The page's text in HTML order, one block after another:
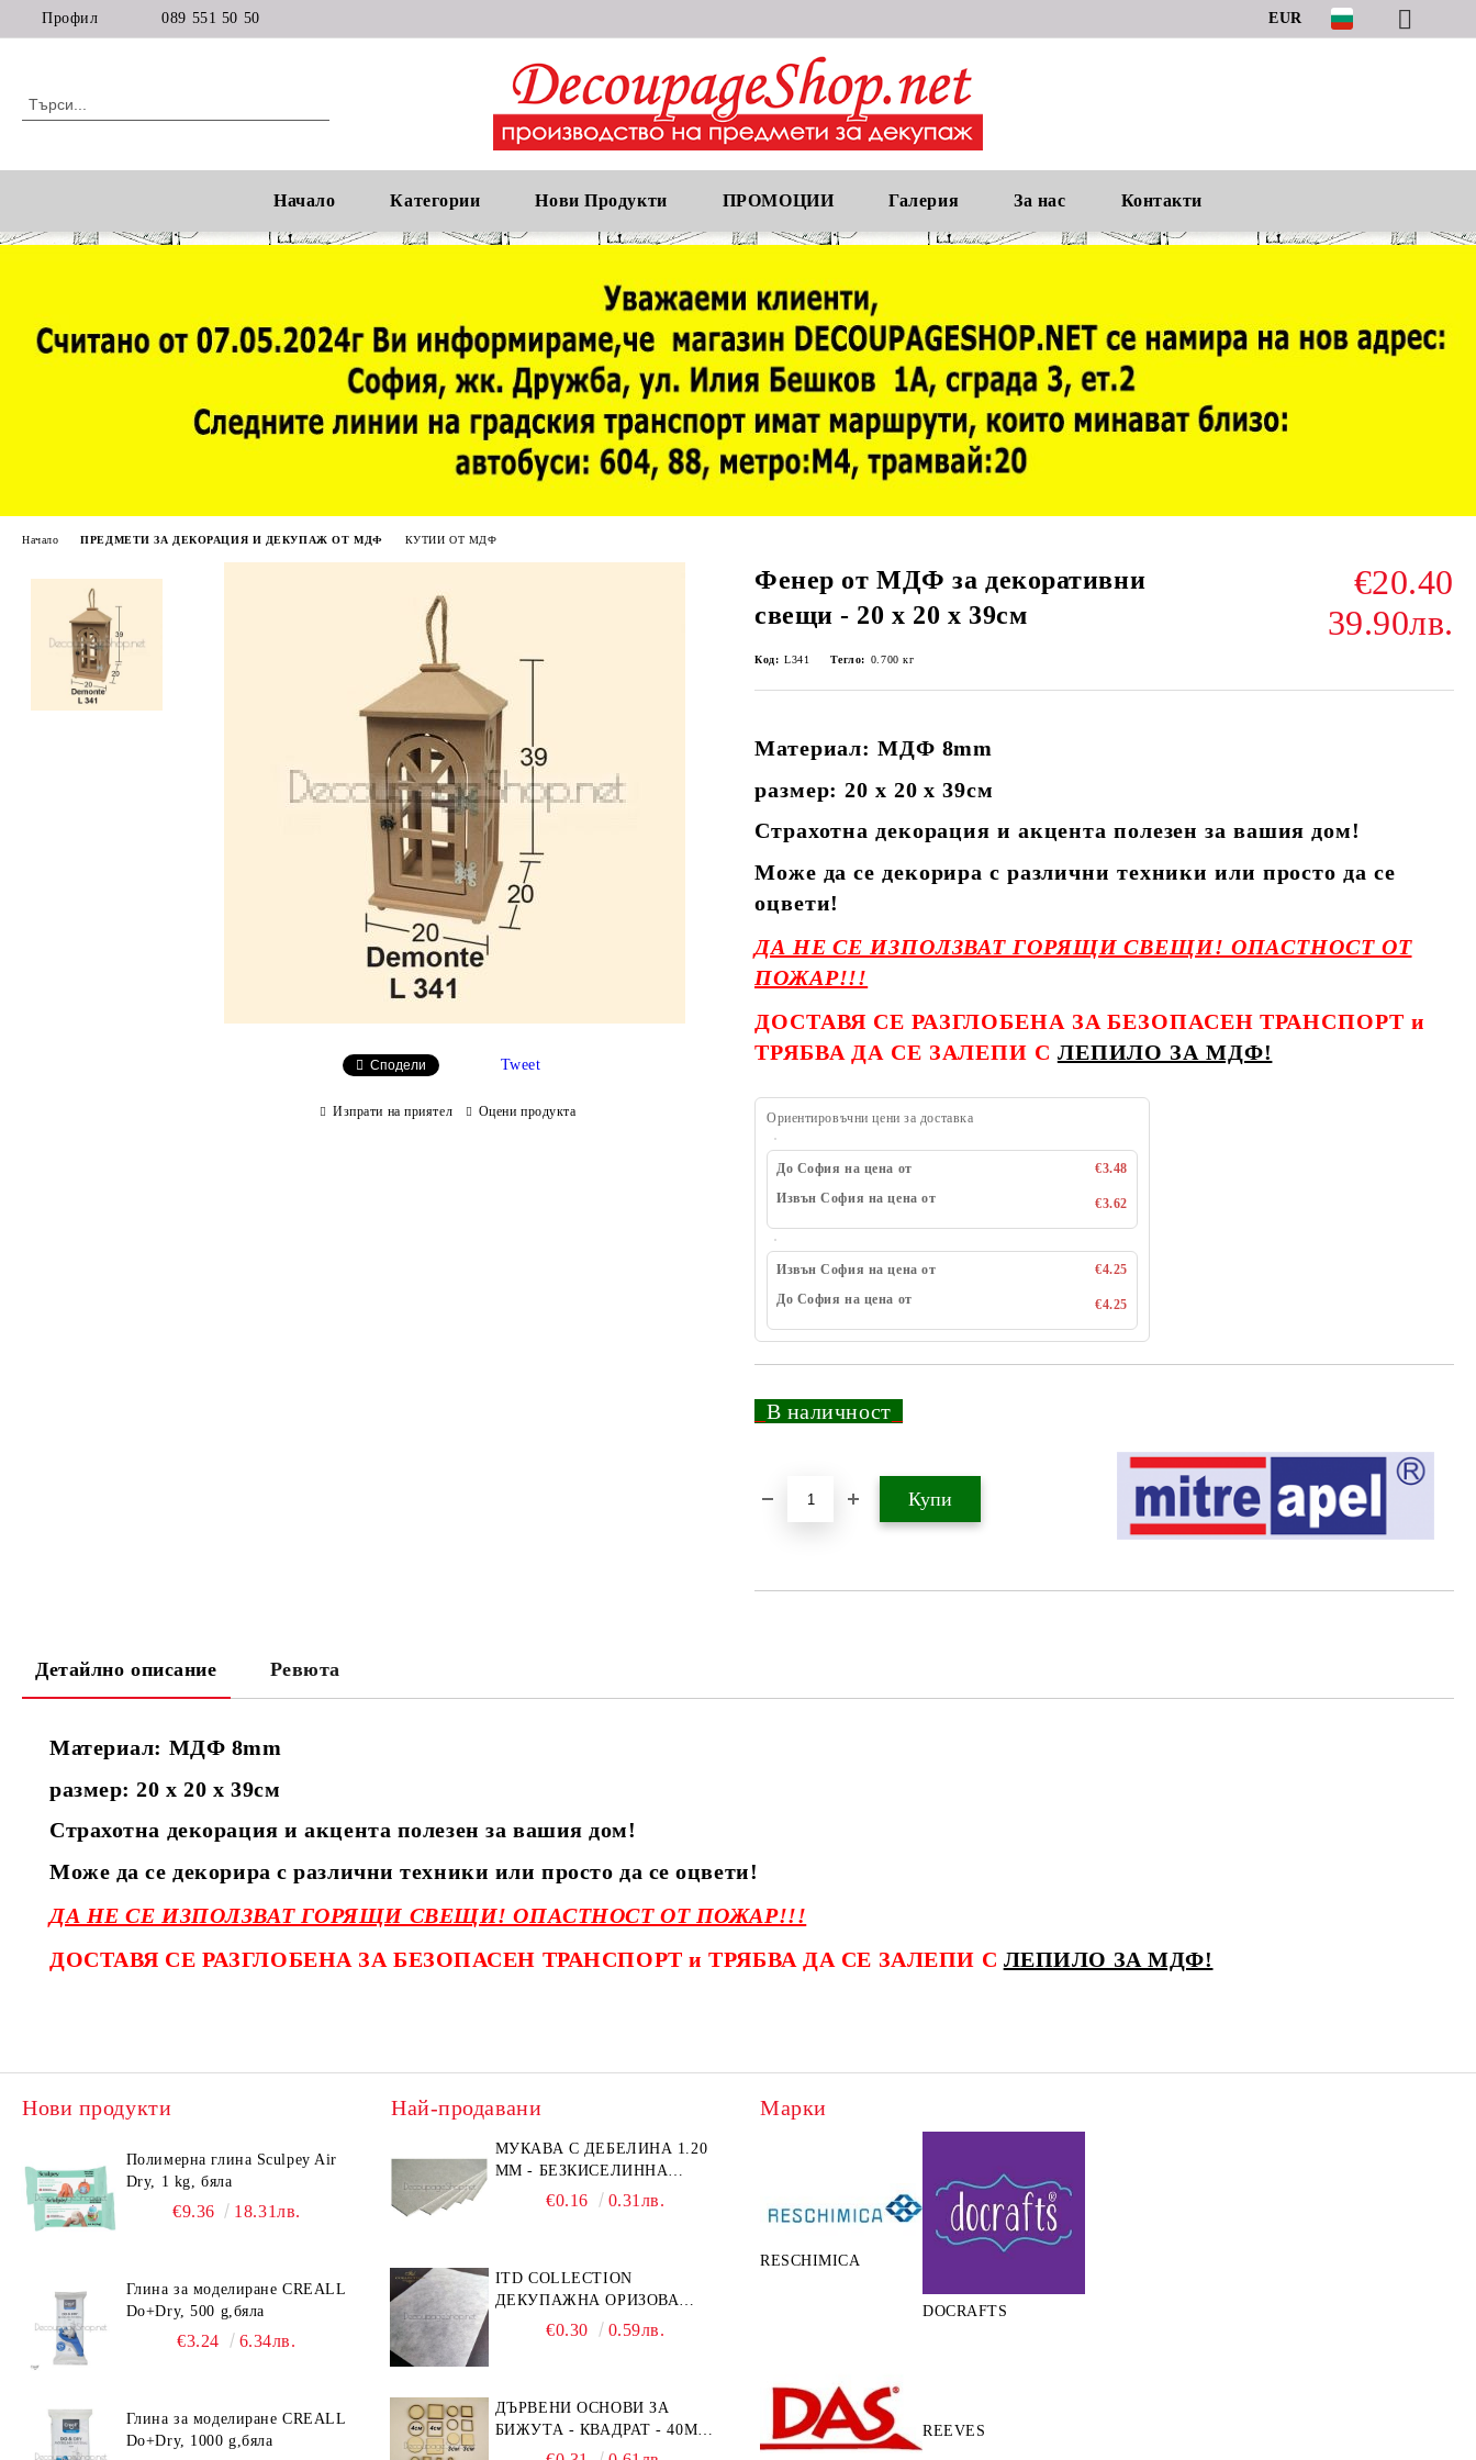
Профил 089 551 50 50 EUR
Начало Категории Нови Продукти ПРОМОЦИИ Галерия За нас Контакти
Начало ПРЕДМЕТИ ЗА ДЕКОРАЦИЯ И ДЕКУПАЖ ОТ МДФ КУТИИ ОТ МДФ
Фенер от МДФ за декоративни
свещи - 20 х 20 х 39см
€20.40
39.90лв.
Код: L341 Тегло: 0.700 кг
Материал: МДФ 8mm
размер: 20 х 20 х 39см
Страхотна декорация и акцента полезен за вашия дом!
Може да се декорира с различни техники или просто да се
оцвети!
ДА НЕ СЕ ИЗПОЛЗВАТ ГОРЯЩИ СВЕЩИ! ОПАСТНОСТ ОТ
ПОЖАР!!!
ДОСТАВЯ СЕ РАЗГЛОБЕНА ЗА БЕЗОПАСЕН ТРАНСПОРТ и
ТРЯБВА ДА СЕ ЗАЛЕПИ С ЛЕПИЛО ЗА МДФ!
Ориентировъчни цени за доставка
До София на цена от
€3.48
Извън София на цена от
€3.62
Извън София на цена от
€4.25
До София на цена от
€4.25
В наличност
Сподели Tweet
Изпрати на приятел Оцени продукта
Детайлно описание Ревюта
Материал: МДФ 8mm
размер: 20 х 20 х 39см
Страхотна декорация и акцента полезен за вашия дом!
Може да се декорира с различни техники или просто да се оцвети!
ДА НЕ СЕ ИЗПОЛЗВАТ ГОРЯЩИ СВЕЩИ! ОПАСТНОСТ ОТ ПОЖАР!!!
ДОСТАВЯ СЕ РАЗГЛОБЕНА ЗА БЕЗОПАСЕН ТРАНСПОРТ и ТРЯБВА ДА СЕ ЗАЛЕПИ С ЛЕПИЛО ЗА МДФ!
Нови продукти
Полимерна глина Sculpey Air
Dry, 1 kg, бяла
€9.36 18.31лв.
Глина за моделиране CREALL
Do+Dry, 500 g,бяла
€3.24 6.34лв.
Глина за моделиране CREALL
Do+Dry, 1000 g,бяла
Най-продавани
МУКАВА С ДЕБЕЛИНА 1.20
MM - БЕЗКИСЕЛИННА
НЕСТАРЕЕЩА А5 - 210 Х
€0.16 0.31лв.
ITD COLLECTION
ДЕКУПАЖНА ОРИЗОВА
ХАРТИЯ А5 БЯЛА - RC044
€0.30 0.59лв.
ДЪРВЕНИ ОСНОВИ ЗА
БИЖУТА - КВАДРАТ - 40ММ
- ОСНОВИ + РАМКА
Марки
RESCHIMICA
DOCRAFTS
REEVES